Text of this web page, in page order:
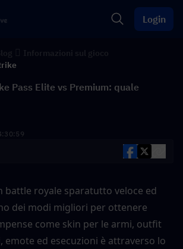
Login
Pass Elite vs Premium: quale
battle royale sparatutto veloce ed
dei modi migliori per ottenere
come skin per le armi, outfit
emote ed esecuzioni è attraverso lo